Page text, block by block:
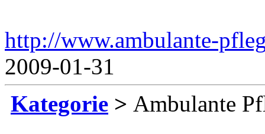
http://www.ambulante-
2009-01-31
Kategorie > Ambulante